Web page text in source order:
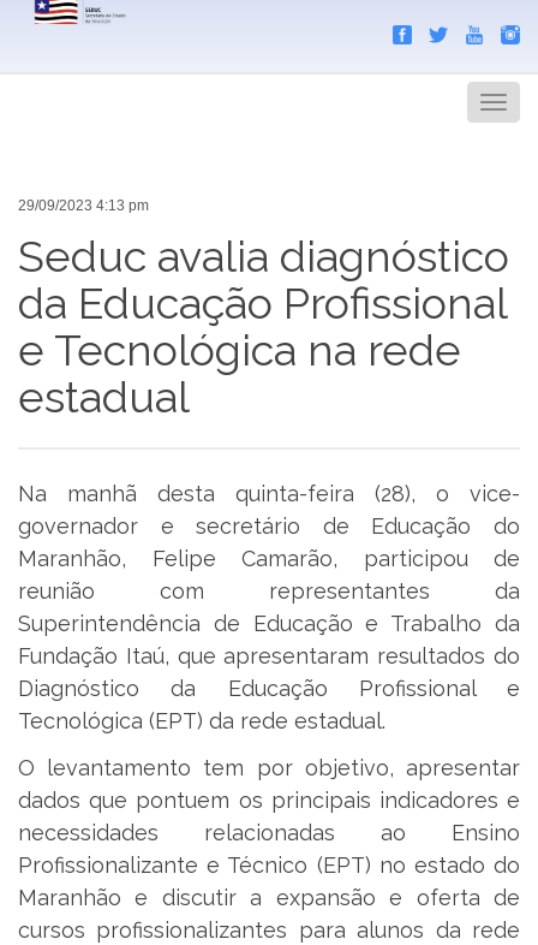
Menu
29/09/2023 4:13 pm
Seduc avalia diagnóstico
da Educação Profissional
e Tecnológica na rede
estadual
Na manhã desta quinta-feira (28), o vice-
governador e secretário de Educação do
Maranhão, Felipe Camarão, participou de
reunião com representantes da
Superintendência de Educação e Trabalho da
Fundação Itaú, que apresentaram resultados do
Diagnóstico da Educação Profissional e
Tecnológica (EPT) da rede estadual.
O levantamento tem por objetivo, apresentar
dados que pontuem os principais indicadores e
necessidades relacionadas ao Ensino
Profissionalizante e Técnico (EPT) no estado do
Maranhão e discutir a expansão e oferta de
cursos profissionalizantes para alunos da rede